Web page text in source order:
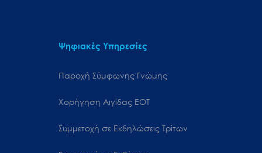
Ψηφιακές Υπηρεσίες
Παροχή Σύμφωνης Γνώμης
Χορήγηση Αιγίδας ΕΟΤ
Συμμετοχή σε Εκδηλώσεις Τρίτων